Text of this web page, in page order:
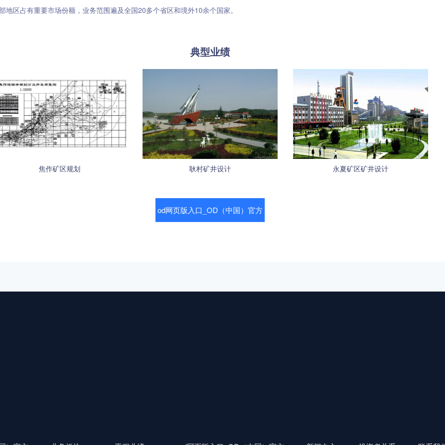
地区占有重要市场份额，业务范围遍及全国20多个省区和境外10余个国家。
典型业绩
焦作矿区规划 耿村矿井设计 永夏矿区矿井设计
od网页版入口_OD（中国）官方